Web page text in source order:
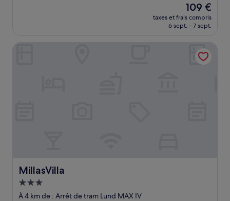
Le
nouveau
prix
de
109 €
109 €
taxes et frais compris
6 sept. - 7 sept.
MillasVilla
MillasVilla
Hébergement
3.0 étoiles
À 4 km de : Arrêt de tram Lund MAX IV